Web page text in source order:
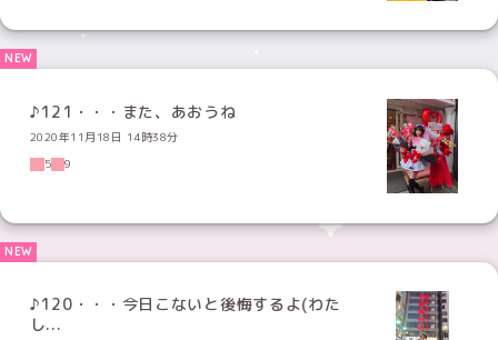
♪121・・・また、あおうね
2020年11月18日 14時38分
5
9
♪120・・・今日こないと後悔するよ(わた
し...